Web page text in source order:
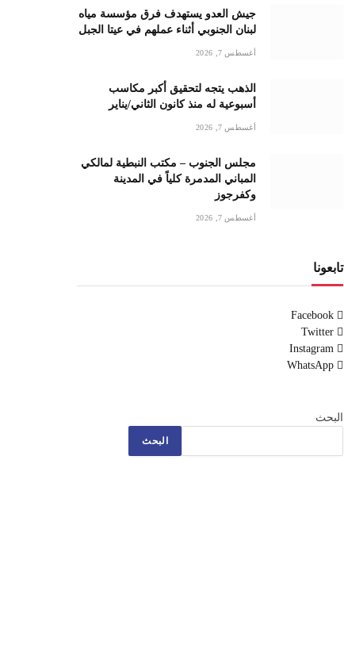
جيش العدو يستهدف فرق مؤسسة مياه
لبنان الجنوبي أثناء عملهم في عيتا الجبل
أغسطس 7, 2026
الذهب يتجه لتحقيق أكبر مكاسب
أسبوعية له منذ كانون الثاني/يناير
أغسطس 7, 2026
مجلس الجنوب – مكتب النبطية لمالكي
المباني المدمرة كلياً في المدينة
وكفرجوز
أغسطس 7, 2026
تابعونا
Facebook
Twitter
Instagram
WhatsApp
البحث
البحث